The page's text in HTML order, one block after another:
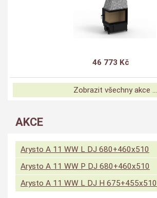
46 773 Kč
Zobrazit všechny akce ...
AKCE
Arysto A 11 WW L DJ 680+460x510
Arysto A 11 WW P DJ 680+460x510
Arysto A 11 WW L DJ H 675+455x510